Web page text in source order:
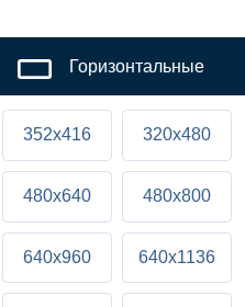
Горизонтальные
352x416 320x480
480x640 480x800
640x960 640x1136